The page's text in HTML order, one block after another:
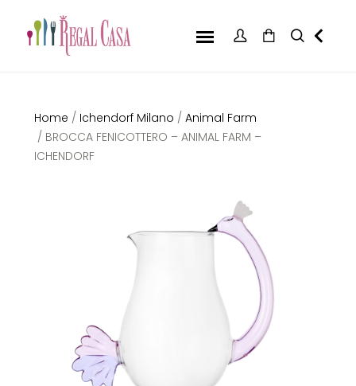
Home / Ichendorf Milano / Animal Farm
/ BROCCA FENICOTTERO – ANIMAL FARM –
ICHENDORF